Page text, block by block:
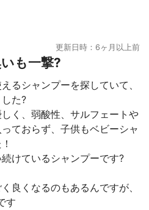
更新日時：6ヶ月以上前
も一撃?
るシャンプーを探していて、
た?
く、弱酸性、サルフェートや
ておらず、子供もベビーシャ
けているシャンプーです?
良くなるのもあるんですが、
す